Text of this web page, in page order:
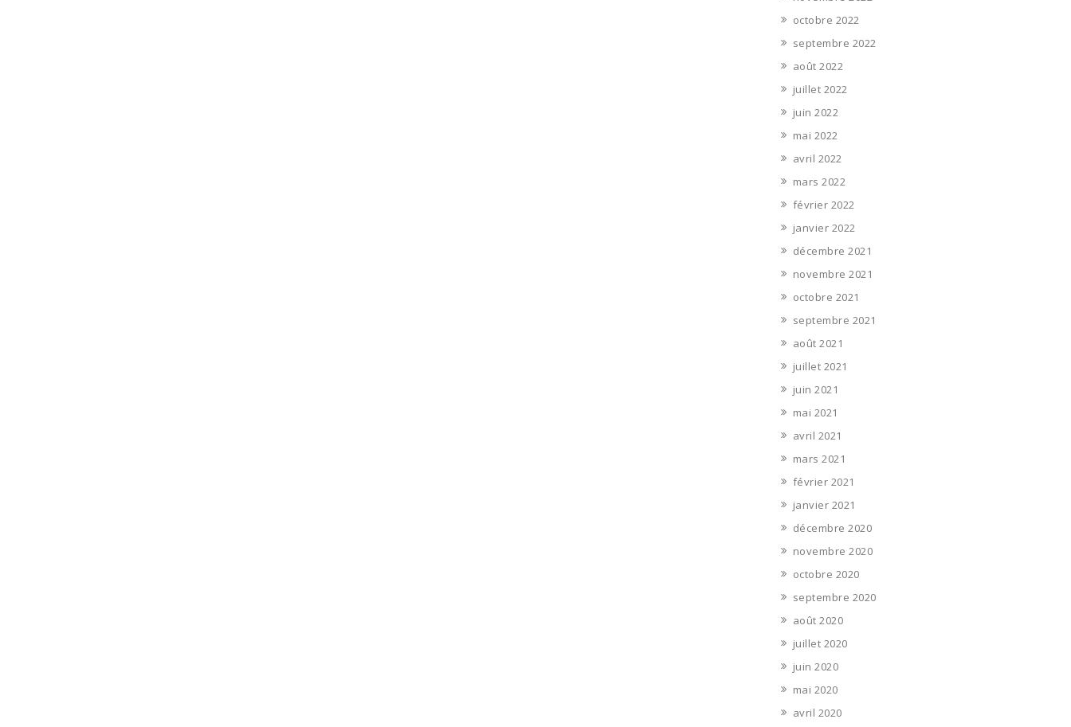
octobre 2022
septembre 2022
août 2022
juillet 2022
juin 2022
mai 2022
avril 2022
mars 2022
février 2022
janvier 2022
décembre 2021
novembre 2021
octobre 2021
septembre 2021
août 2021
juillet 2021
juin 2021
mai 2021
avril 2021
mars 2021
février 2021
janvier 2021
décembre 2020
novembre 2020
octobre 2020
septembre 2020
août 2020
juillet 2020
juin 2020
mai 2020
avril 2020